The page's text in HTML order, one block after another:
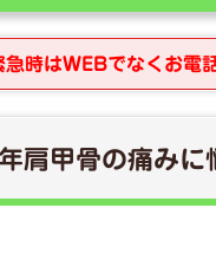
時はWEBでなくお電
肩甲骨の痛みに